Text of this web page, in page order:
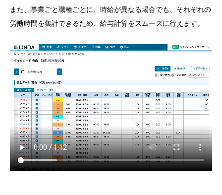
また、事業ごと職種ごとに、時給が異なる場合でも、それぞれの
労働時間を集計できるため、給与計算をスムーズに行えます。